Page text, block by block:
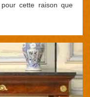
pour cette raison que